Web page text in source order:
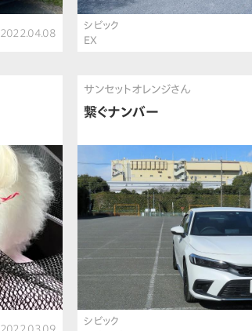
2022.04.08
シビック
EX
サンセットオレンジさん
繋ぐナンバー
シビック